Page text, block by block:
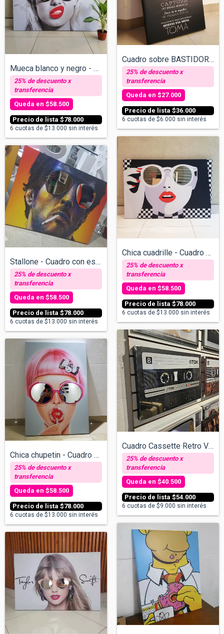
Mueca blanco y negro - Cuadro con espejo...
$78.000
$58.500
6 cuotas de $13.000 sin interés
Cuadro sobre BASTIDOR. La vida es una cá...
$36.000
$27.000
6 cuotas de $6.000 sin interés
Stallone - Cuadro con espejos - v/tamaño...
$78.000
$58.500
6 cuotas de $13.000 sin interés
Chica cuadrille - Cuadro con espejos v/t...
$78.000
$58.500
6 cuotas de $13.000 sin interés
Chica chupetin - Cuadro con espejos v/ta...
$78.000
$58.500
6 cuotas de $13.000 sin interés
Cuadro Cassette Retro V01 Negro- Cuadro...
$54.000
$40.500
6 cuotas de $9.000 sin interés